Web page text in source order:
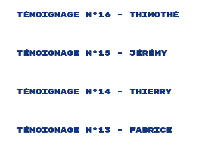
Témoignage N°16 – Thimothé
Témoignage N°15 – Jérémy
Témoignage N°14 – Thierry
Témoignage N°13 – Fabrice